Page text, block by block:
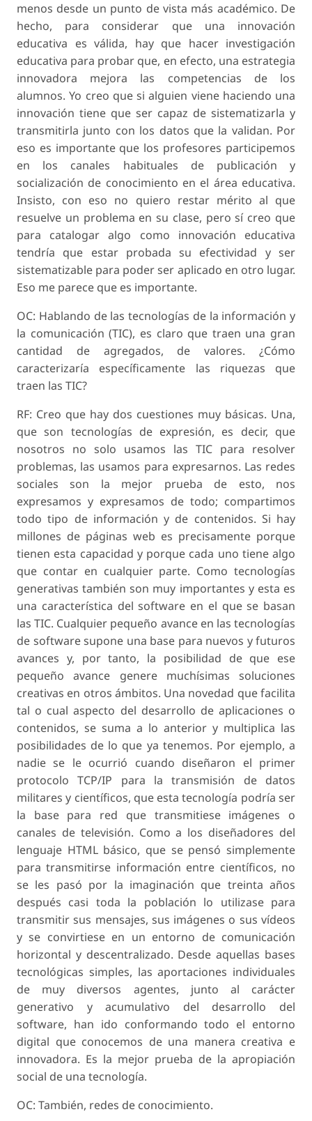
menos desde un punto de vista más académico. De
hecho, para considerar que una innovación
educativa es válida, hay que hacer investigación
educativa para probar que, en efecto, una estrategia
innovadora mejora las competencias de los
alumnos. Yo creo que si alguien viene haciendo una
innovación tiene que ser capaz de sistematizarla y
transmitirla junto con los datos que la validan. Por
eso es importante que los profesores participemos
en los canales habituales de publicación y
socialización de conocimiento en el área educativa.
Insisto, con eso no quiero restar mérito al que
resuelve un problema en su clase, pero sí creo que
para catalogar algo como innovación educativa
tendría que estar probada su efectividad y ser
sistematizable para poder ser aplicado en otro lugar.
Eso me parece que es importante.
OC: Hablando de las tecnologías de la información y
la comunicación (TIC), es claro que traen una gran
cantidad de agregados, de valores. ¿Cómo
caracterizaría específicamente las riquezas que
traen las TIC?
RF: Creo que hay dos cuestiones muy básicas. Una,
que son tecnologías de expresión, es decir, que
nosotros no solo usamos las TIC para resolver
problemas, las usamos para expresarnos. Las redes
sociales son la mejor prueba de esto, nos
expresamos y expresamos de todo; compartimos
todo tipo de información y de contenidos. Si hay
millones de páginas web es precisamente porque
tienen esta capacidad y porque cada uno tiene algo
que contar en cualquier parte. Como tecnologías
generativas también son muy importantes y esta es
una característica del software en el que se basan
las TIC. Cualquier pequeño avance en las tecnologías
de software supone una base para nuevos y futuros
avances y, por tanto, la posibilidad de que ese
pequeño avance genere muchísimas soluciones
creativas en otros ámbitos. Una novedad que facilita
tal o cual aspecto del desarrollo de aplicaciones o
contenidos, se suma a lo anterior y multiplica las
posibilidades de lo que ya tenemos. Por ejemplo, a
nadie se le ocurrió cuando diseñaron el primer
protocolo TCP/IP para la transmisión de datos
militares y científicos, que esta tecnología podría ser
la base para red que transmitiese imágenes o
canales de televisión. Como a los diseñadores del
lenguaje HTML básico, que se pensó simplemente
para transmitirse información entre científicos, no
se les pasó por la imaginación que treinta años
después casi toda la población lo utilizase para
transmitir sus mensajes, sus imágenes o sus vídeos
y se convirtiese en un entorno de comunicación
horizontal y descentralizado. Desde aquellas bases
tecnológicas simples, las aportaciones individuales
de muy diversos agentes, junto al carácter
generativo y acumulativo del desarrollo del
software, han ido conformando todo el entorno
digital que conocemos de una manera creativa e
innovadora. Es la mejor prueba de la apropiación
social de una tecnología.
OC: También, redes de conocimiento.